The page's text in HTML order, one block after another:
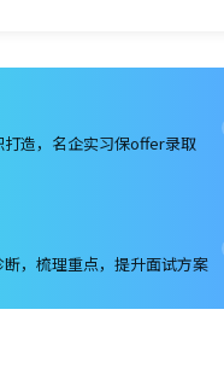
造，名企实习保offer录取
，梳理重点，提升面试方案